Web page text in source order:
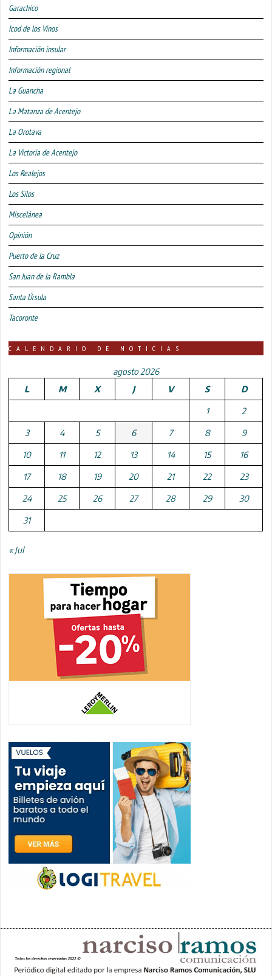
Garachico
Icod de los Vinos
Información insular
Información regional
La Guancha
La Matanza de Acentejo
La Orotava
La Victoria de Acentejo
Los Realejos
Los Silos
Miscelánea
Opinión
Puerto de la Cruz
San Juan de la Rambla
Santa Úrsula
Tacoronte
CALENDARIO DE NOTICIAS
agosto 2026
L
M X J V S D
1 2
3 4 5 6 7 8 9
10 11 12 13 14 15 16
17 18 19 20 21 22 23
24 25 26 27 28 29 30
31
« Jul